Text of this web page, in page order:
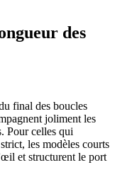
des
final des boucles
joliment les
Pour celles qui
les modèles courts
et structurent le port